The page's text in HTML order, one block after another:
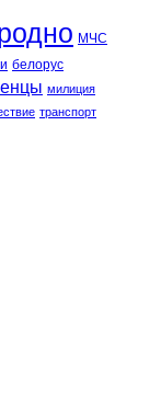
МЧС
белорус
милиция
транспорт